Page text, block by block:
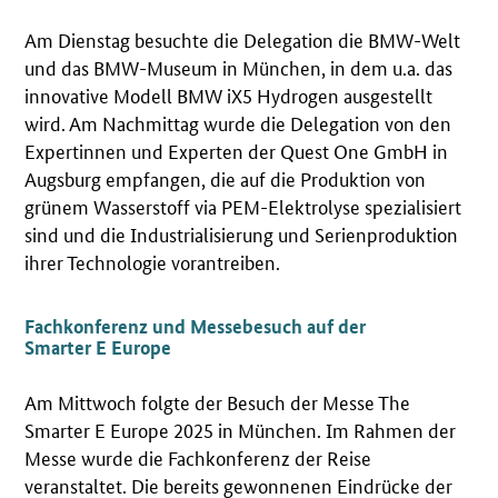
Am Dienstag besuchte die Delegation die BMW-Welt
und das BMW-Museum in München, in dem u.a. das
innovative Modell BMW iX5 Hydrogen ausgestellt
wird. Am Nachmittag wurde die Delegation von den
Expertinnen und Experten der Quest One GmbH in
Augsburg empfangen, die auf die Produktion von
grünem Wasserstoff via PEM-Elektrolyse spezialisiert
sind und die Industrialisierung und Serienproduktion
ihrer Technologie vorantreiben.
Fachkonferenz und Messebesuch auf der
Smarter E Europe
Am Mittwoch folgte der Besuch der Messe The
Smarter E Europe 2025 in München. Im Rahmen der
Messe wurde die Fachkonferenz der Reise
veranstaltet. Die bereits gewonnenen Eindrücke der